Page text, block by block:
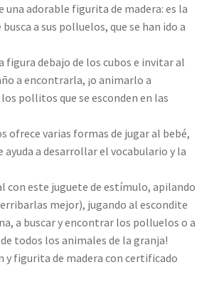
una adorable figurita de madera: es la
a sus polluelos, que se han ido a
figura debajo de los cubos e invitar al
a encontrarla, ¡o animarlo a
pollitos que se esconden en las
ofrece varias formas de jugar al bebé,
a desarrollar el vocabulario y la
con este juguete de estímulo, apilando
mejor), jugando al escondite
a buscar y encontrar los polluelos o a
todos los animales de la granja!
y figurita de madera con certificado